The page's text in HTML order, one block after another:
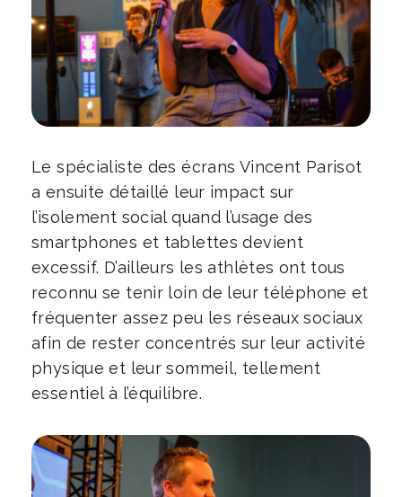
Le spécialiste des écrans Vincent Parisot
a ensuite détaillé leur impact sur
l’isolement social quand l’usage des
smartphones et tablettes devient
excessif. D’ailleurs les athlètes ont tous
reconnu se tenir loin de leur téléphone et
fréquenter assez peu les réseaux sociaux
afin de rester concentrés sur leur activité
physique et leur sommeil, tellement
essentiel à l’équilibre.